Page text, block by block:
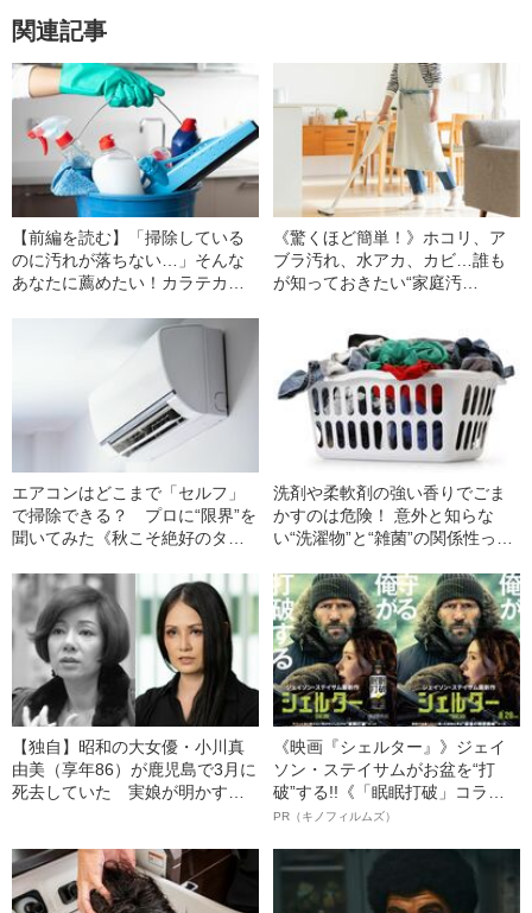
関連記事
【前編を読む】「掃除している
のに汚れが落ちない…」そんな
あなたに薦めたい！カラテカ入
の簡単“家そうじ”術《洗剤選び・
便利グッズ・正しいやり方》
《驚くほど簡単！》ホコリ、ア
ブラ汚れ、水アカ、カビ…誰も
が知っておきたい“家庭汚
エアコンはどこまで「セルフ」
で掃除できる？ プロに“限界”を
聞いてみた《秋こそ絶好のタイ
洗剤や柔軟剤の強い香りでごま
かすのは危険！ 意外と知らな
い“洗濯物”と“雑菌”の関係性っ
【独自】昭和の大女優・小川真
由美（享年86）が鹿児島で3月に
死去していた 実娘が明かす
《映画『シェルター』》ジェイ
ソン・ステイサムがお盆を“打
破”する!!《「眠眠打破」コラ
ボ》
PR（キノフィルムズ）